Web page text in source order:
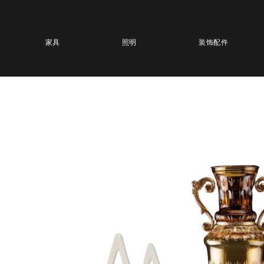
家具 照明 装饰配件